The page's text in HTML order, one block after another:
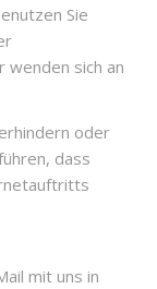
Sie
wenden sich an
oder
dass
mit uns in